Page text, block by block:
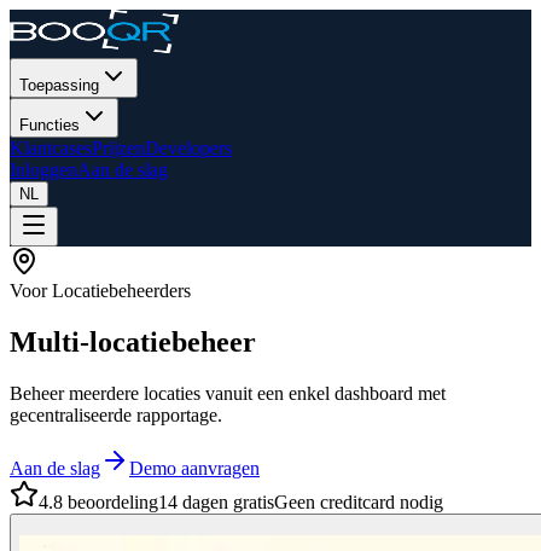
Toepassing
Functies
KlantcasesPrijzenDevelopers
InloggenAan de slag
NL
Voor Locatiebeheerders
Multi-locatiebeheer
Beheer meerdere locaties vanuit een enkel dashboard met
gecentraliseerde rapportage.
Aan de slag
Demo aanvragen
4.8 beoordeling14 dagen gratisGeen creditcard nodig